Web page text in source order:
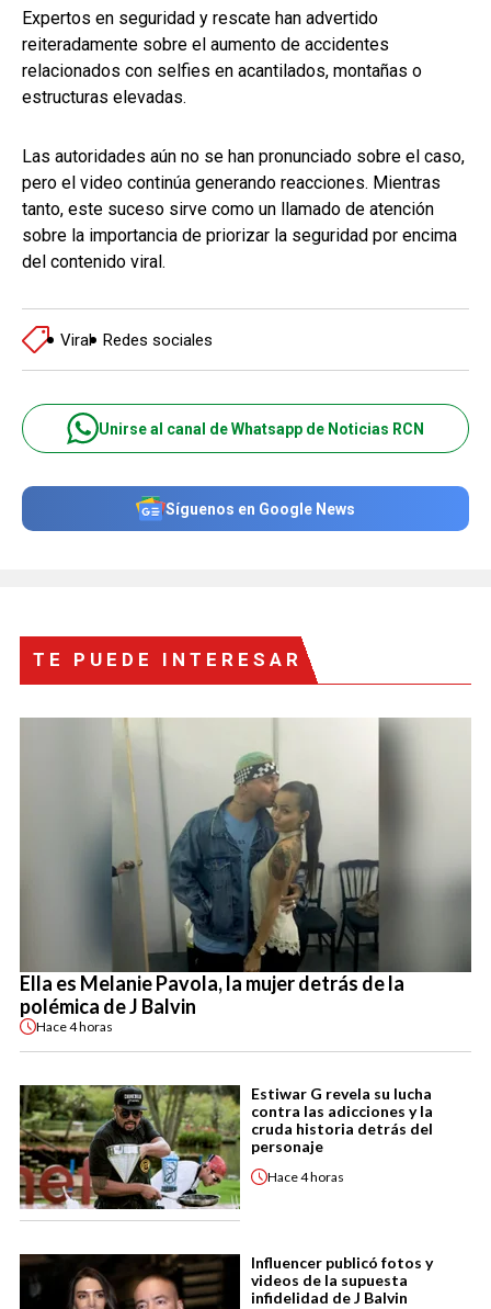
Expertos en seguridad y rescate han advertido
reiteradamente sobre el aumento de accidentes
relacionados con selfies en acantilados, montañas o
estructuras elevadas.
Las autoridades aún no se han pronunciado sobre el caso,
pero el video continúa generando reacciones. Mientras
tanto, este suceso sirve como un llamado de atención
sobre la importancia de priorizar la seguridad por encima
del contenido viral.
Viral Redes sociales
Unirse al canal de Whatsapp de Noticias RCN
Síguenos en Google News
TE PUEDE INTERESAR
Ella es Melanie Pavola, la mujer detrás de la
polémica de J Balvin
Hace4 horas
Estiwar G revela su lucha
contra las adicciones y la
cruda historia detrás del
personaje
Hace4 horas
Influencer publicó fotos y
videos de la supuesta
infidelidad de J Balvin